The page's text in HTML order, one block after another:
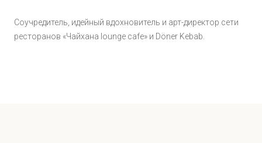
Соучредитель, идейный вдохновитель и арт-директор сети
ресторанов «Чайхана lounge cafe» и Döner Kebab.